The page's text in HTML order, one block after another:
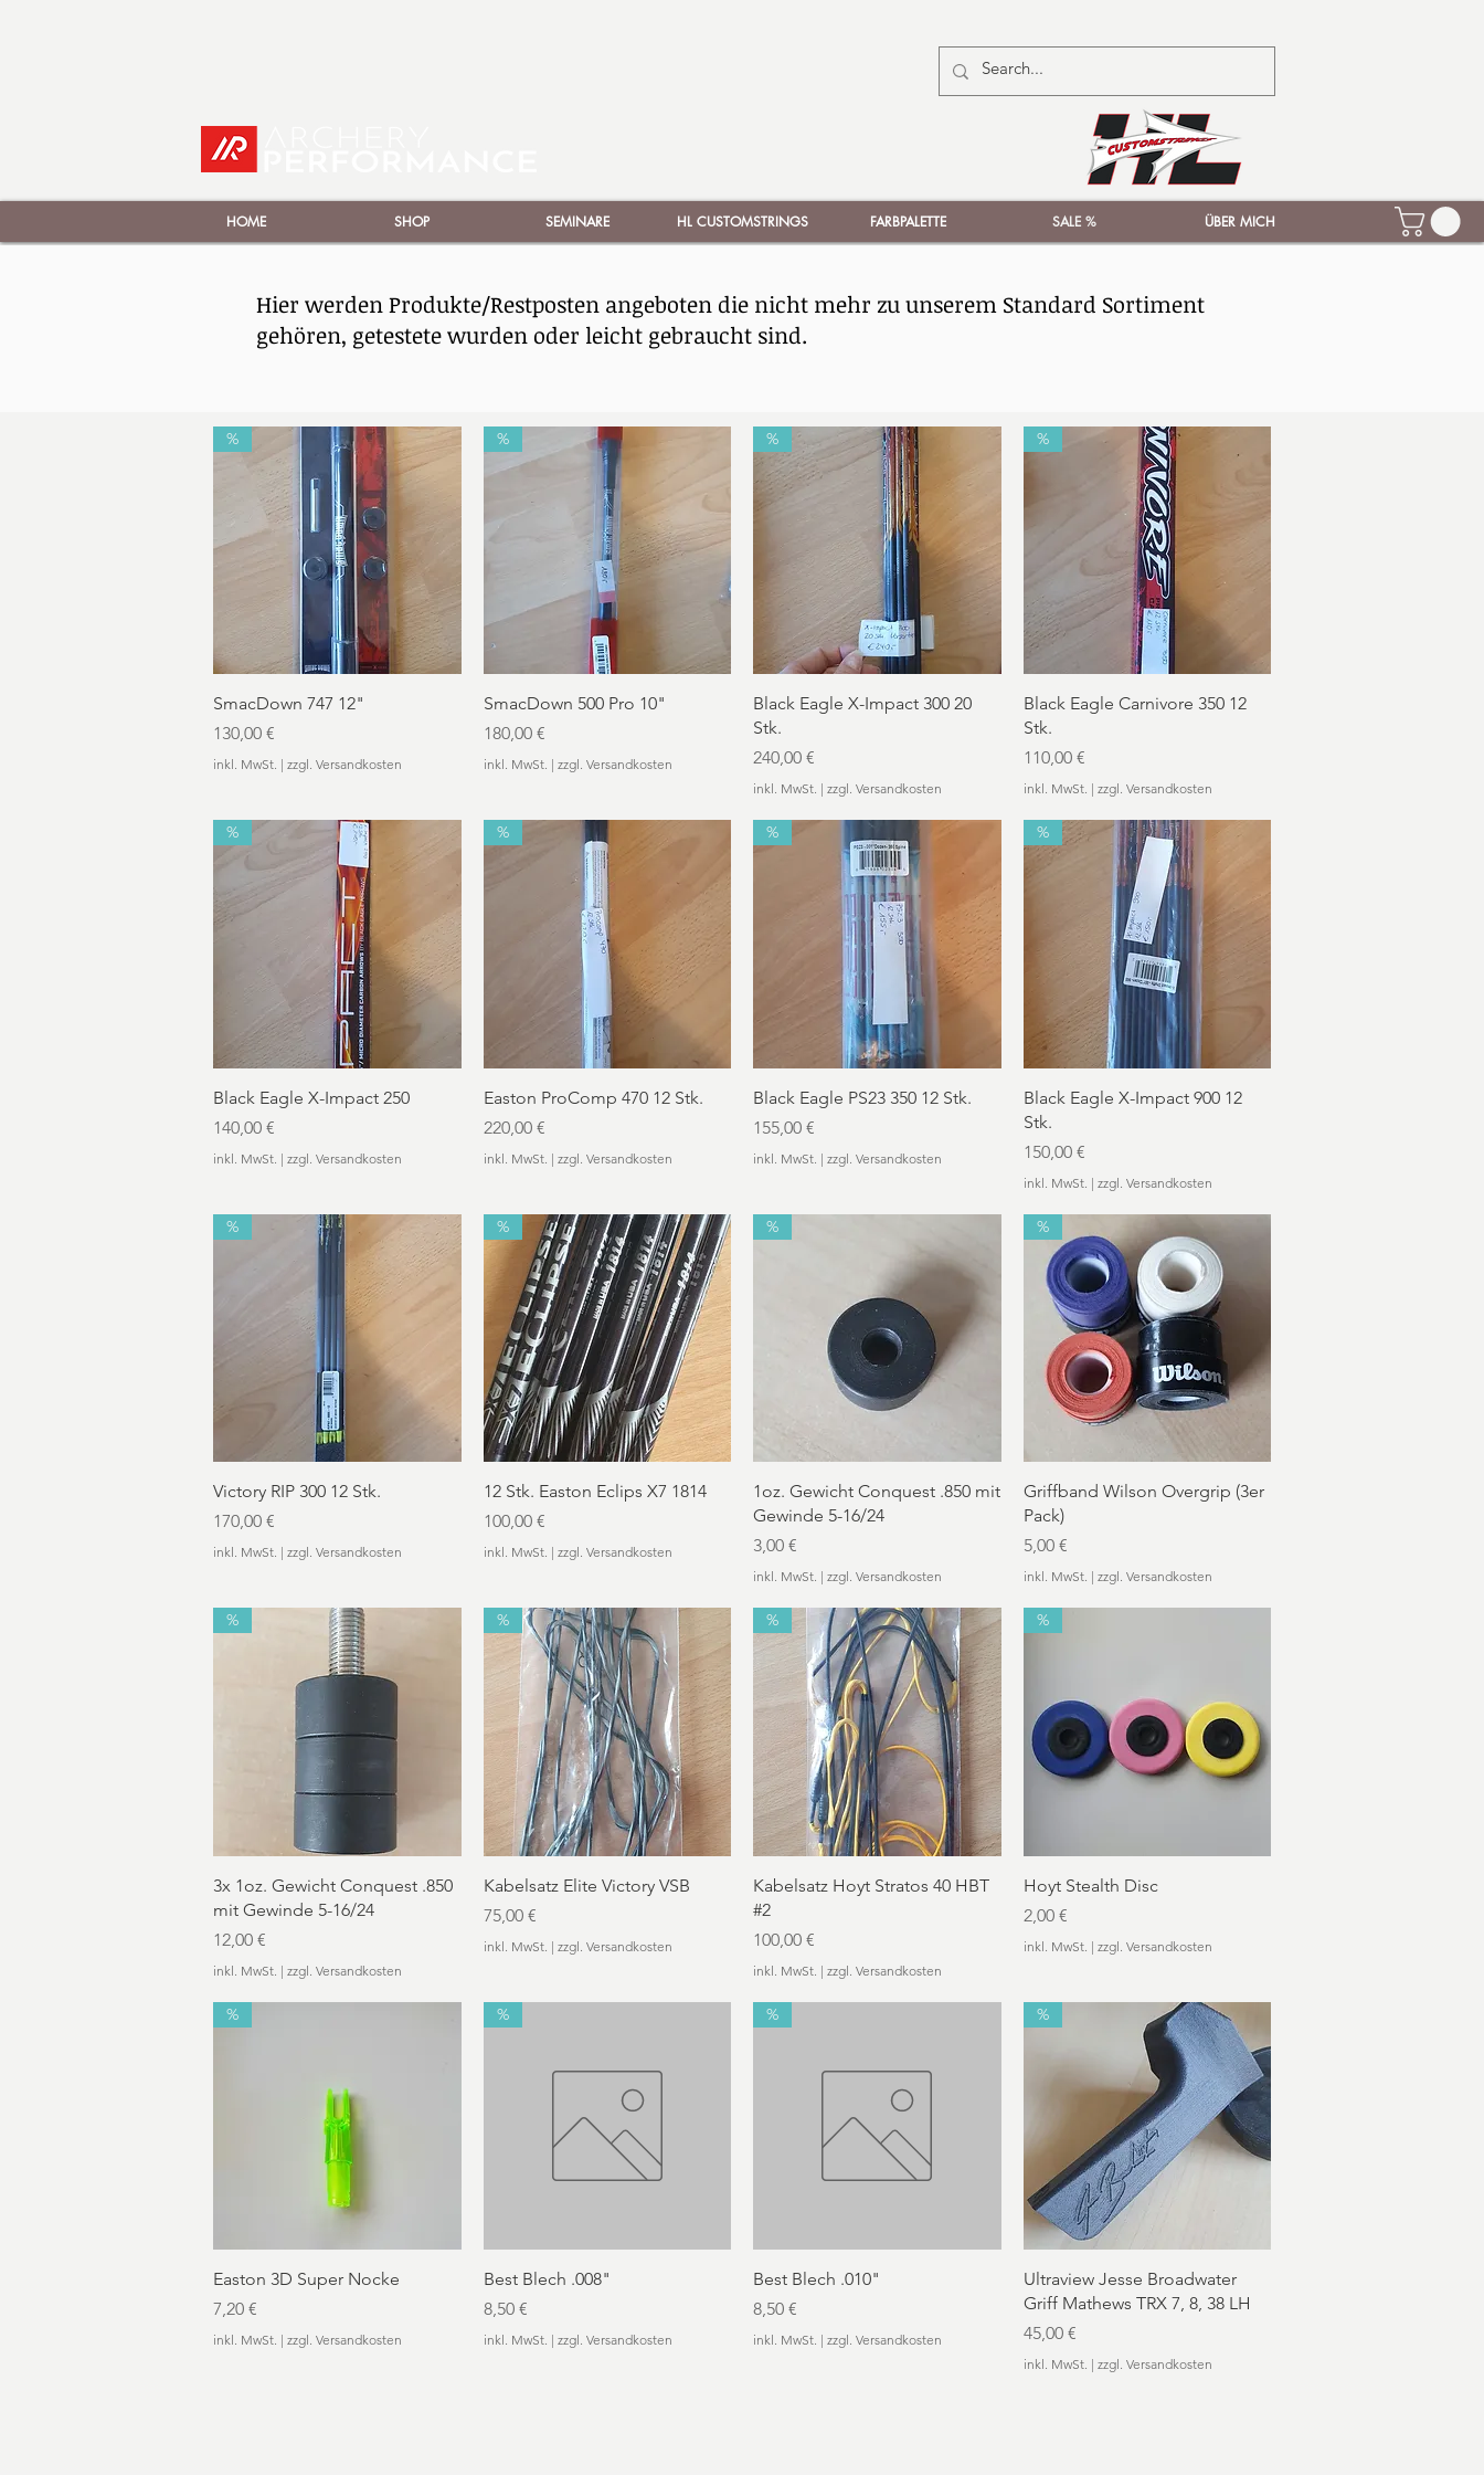
HOME SHOP SEMINARE HL CUSTOMSTRINGS FARBPALETTE SALE % ÜBER MICH
Hier werden Produkte/Restposten angeboten die nicht mehr zu unserem Standard Sortiment
gehören, getestete wurden oder leicht gebraucht sind.
Schnellansicht
%
SmacDown 747 12"
Preis
130,00 €
inkl. MwSt. | zzgl. Versandkosten
Schnellansicht
%
SmacDown 500 Pro 10"
Preis
180,00 €
inkl. MwSt. | zzgl. Versandkosten
Schnellansicht
%
Black Eagle X-Impact 300 20
Stk.
Preis
240,00 €
inkl. MwSt. | zzgl. Versandkosten
Schnellansicht
%
Black Eagle Carnivore 350 12
Stk.
Preis
110,00 €
inkl. MwSt. | zzgl. Versandkosten
Schnellansicht
%
Black Eagle X-Impact 250
Preis
140,00 €
inkl. MwSt. | zzgl. Versandkosten
Schnellansicht
%
Easton ProComp 470 12 Stk.
Preis
220,00 €
inkl. MwSt. | zzgl. Versandkosten
Schnellansicht
%
Black Eagle PS23 350 12 Stk.
Preis
155,00 €
inkl. MwSt. | zzgl. Versandkosten
Schnellansicht
%
Black Eagle X-Impact 900 12
Stk.
Preis
150,00 €
inkl. MwSt. | zzgl. Versandkosten
Schnellansicht
%
Victory RIP 300 12 Stk.
Preis
170,00 €
inkl. MwSt. | zzgl. Versandkosten
Schnellansicht
%
12 Stk. Easton Eclips X7 1814
Preis
100,00 €
inkl. MwSt. | zzgl. Versandkosten
Schnellansicht
%
1oz. Gewicht Conquest .850 mit
Gewinde 5-16/24
Preis
3,00 €
inkl. MwSt. | zzgl. Versandkosten
Schnellansicht
%
Griffband Wilson Overgrip (3er
Pack)
Preis
5,00 €
inkl. MwSt. | zzgl. Versandkosten
Schnellansicht
%
3x 1oz. Gewicht Conquest .850
mit Gewinde 5-16/24
Preis
12,00 €
inkl. MwSt. | zzgl. Versandkosten
Schnellansicht
%
Kabelsatz Elite Victory VSB
Preis
75,00 €
inkl. MwSt. | zzgl. Versandkosten
Schnellansicht
%
Kabelsatz Hoyt Stratos 40 HBT
#2
Preis
100,00 €
inkl. MwSt. | zzgl. Versandkosten
Schnellansicht
%
Hoyt Stealth Disc
Preis
2,00 €
inkl. MwSt. | zzgl. Versandkosten
Schnellansicht
%
Easton 3D Super Nocke
Preis
7,20 €
inkl. MwSt. | zzgl. Versandkosten
Schnellansicht
%
Best Blech .008"
Preis
8,50 €
inkl. MwSt. | zzgl. Versandkosten
Schnellansicht
%
Best Blech .010"
Preis
8,50 €
inkl. MwSt. | zzgl. Versandkosten
Schnellansicht
%
Ultraview Jesse Broadwater
Griff Mathews TRX 7, 8, 38 LH
Preis
45,00 €
inkl. MwSt. | zzgl. Versandkosten